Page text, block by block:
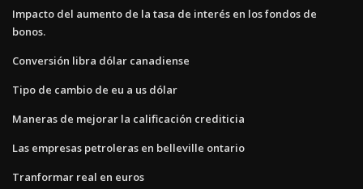
Impacto del aumento de la tasa de interés en los fondos de
bonos.
Conversión libra dólar canadiense
Tipo de cambio de eu a us dólar
Maneras de mejorar la calificación crediticia
Las empresas petroleras en belleville ontario
Tranformar real en euros